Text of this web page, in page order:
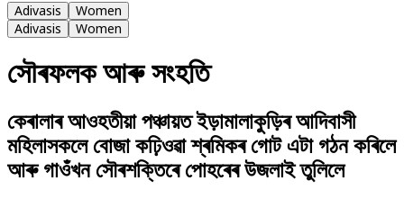
Adivasis
Women
Adivasis
Women
সৌৰফলক আৰু সংহতি
কেৰালাৰ আওহতীয়া পঞ্চায়ত ইড়ামালাকুড়িৰ আদিবাসী
মহিলাসকলে বোজা কঢ়িওৱা শ্ৰমিকৰ গোট এটা গঠন কৰিলে
আৰু গাওঁখন সৌৰশক্তিৰে পোহৰেৰ উজলাই তুলিলে